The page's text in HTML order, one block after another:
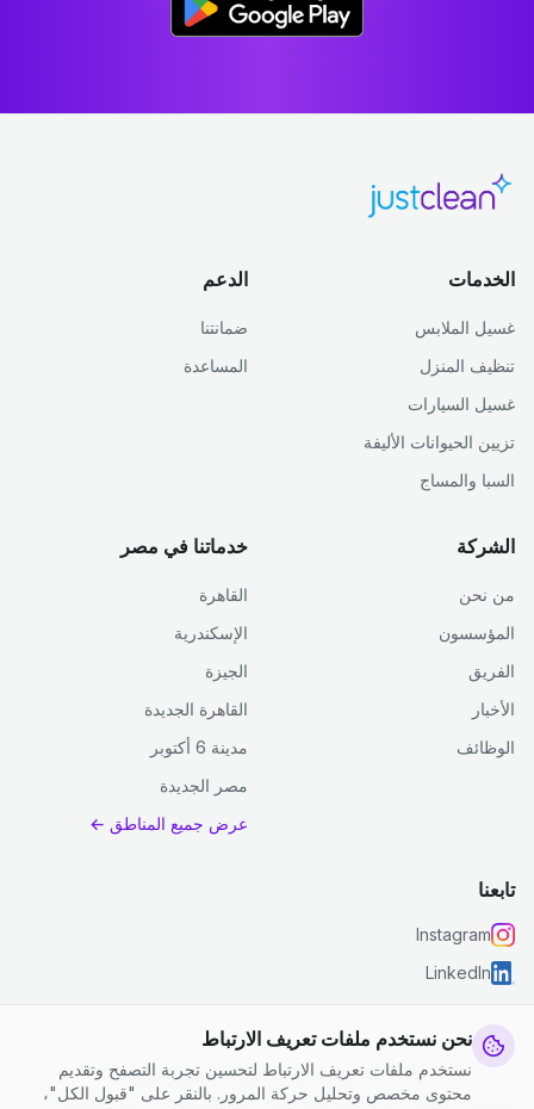
نحن نستخدم ملفات تعريف الارتباط
نستخدم ملفات تعريف الارتباط لتحسين تجربة التصفح وتقديم
محتوى مخصص وتحليل حركة المرور. بالنقر على "قبول الكل"،
الخدمات
غسيل الملابس
تنظيف المنزل
غسيل السيارات
تزيين الحيوانات الأليفة
السبا والمساج
الدعم
ضمانتنا
المساعدة
الشركة
من نحن
المؤسسون
الفريق
الأخبار
الوظائف
خدماتنا في مصر
القاهرة
الإسكندرية
الجيزة
القاهرة الجديدة
مدينة 6 أكتوبر
مصر الجديدة
عرض جميع المناطق ←
تابعنا
Instagram
LinkedIn
© 2026 جست كلين. جميع الحقوق محفوظة.